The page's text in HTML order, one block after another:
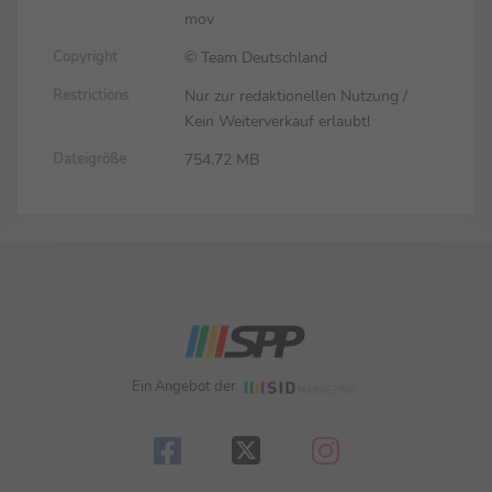
mov
Copyright © Team Deutschland
Restrictions
Nur zur redaktionellen Nutzung /
Kein Weiterverkauf erlaubt!
Dateigröße 754.72 MB
Ein Angebot der